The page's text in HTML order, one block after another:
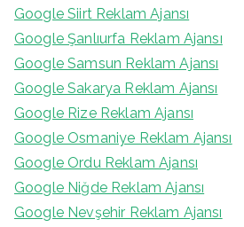
Google Siirt Reklam Ajansı
Google Şanlıurfa Reklam Ajansı
Google Samsun Reklam Ajansı
Google Sakarya Reklam Ajansı
Google Rize Reklam Ajansı
Google Osmaniye Reklam Ajansı
Google Ordu Reklam Ajansı
Google Niğde Reklam Ajansı
Google Nevşehir Reklam Ajansı